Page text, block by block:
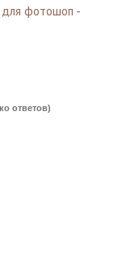
для фотошоп -
ответов)